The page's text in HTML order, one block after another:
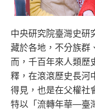
中央研究院臺灣史研
藏於各地，不分族群
而，千百年來人類歷
釋，在滾滾歷史長河
得見，也是在父權社
特以「流轉年華—臺